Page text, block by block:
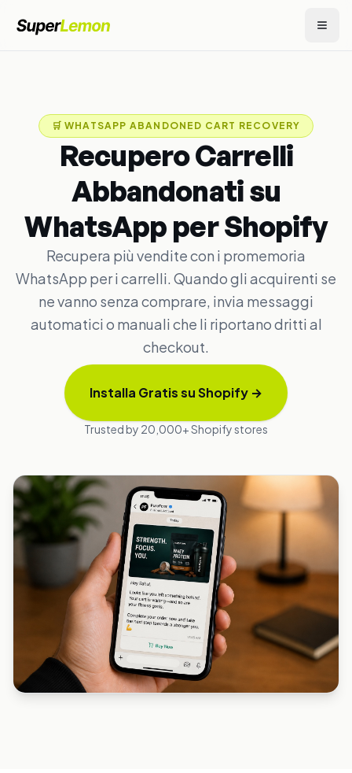
🛒 WHATSAPP ABANDONED CART RECOVERY
Recupero Carrelli
Abbandonati su
WhatsApp per Shopify
Recupera più vendite con i promemoria
WhatsApp per i carrelli. Quando gli acquirenti se
ne vanno senza comprare, invia messaggi
automatici o manuali che li riportano dritti al
checkout.
Installa Gratis su Shopify →
Trusted by 20,000+ Shopify stores